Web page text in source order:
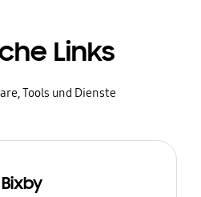
Links
Tools und Dienste
Bixby